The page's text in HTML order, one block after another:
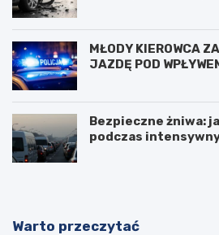
MŁODY KIEROWCA
JAZDĘ POD
Bezpieczne żniwa:
podczas
Warto przeczytać